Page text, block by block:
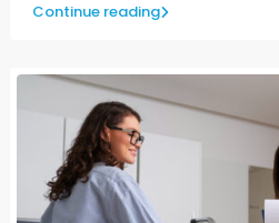
Continue reading